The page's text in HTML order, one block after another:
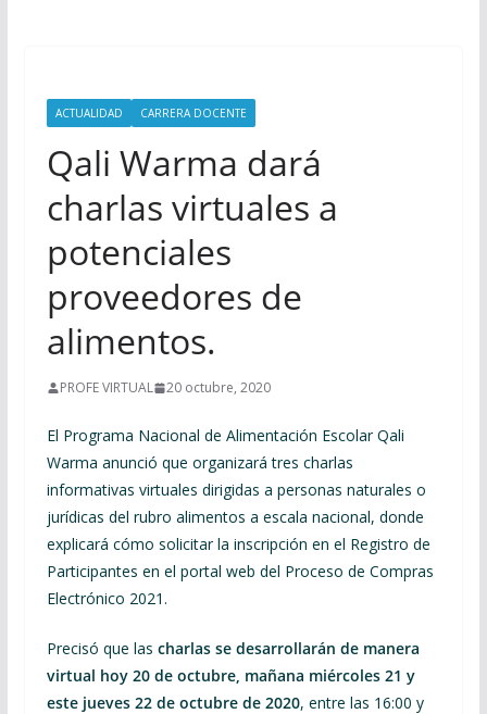
ACTUALIDAD CARRERA DOCENTE
Qali Warma dará
charlas virtuales a
potenciales
proveedores de
alimentos.
PROFE VIRTUAL 20 octubre, 2020
El Programa Nacional de Alimentación Escolar Qali
Warma anunció que organizará tres charlas
informativas virtuales dirigidas a personas naturales o
jurídicas del rubro alimentos a escala nacional, donde
explicará cómo solicitar la inscripción en el Registro de
Participantes en el portal web del Proceso de Compras
Electrónico 2021.
Precisó que las charlas se desarrollarán de manera
virtual hoy 20 de octubre, mañana miércoles 21 y
este jueves 22 de octubre de 2020, entre las 16:00 y